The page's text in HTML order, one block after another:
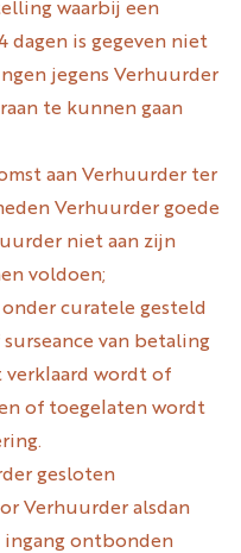
waarbij een
dagen is gegeven niet
jegens Verhuurder
te kunnen gaan
aan Verhuurder ter
Verhuurder goede
niet aan zijn
voldoen;
curatele gesteld
van betaling
verklaard wordt of
of toegelaten wordt
gesloten
Verhuurder alsdan
ingang ontbonden